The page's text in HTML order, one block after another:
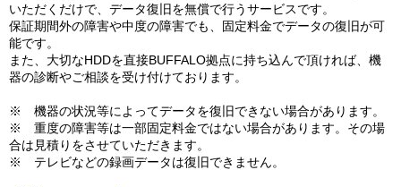
いただくだけで、データ復旧を無償で行うサービスです。
保証期間外の障害や中度の障害でも、固定料金でデータの復旧が可
能です。
また、大切なHDDを直接BUFFALO拠点に持ち込んで頂ければ、機
器の診断やご相談を受け付けております。
※ 機器の状況等によってデータを復旧できない場合があります。
※ 重度の障害等は一部固定料金ではない場合があります。その場
合は見積りをさせていただきます。
※ テレビなどの録画データは復旧できません。